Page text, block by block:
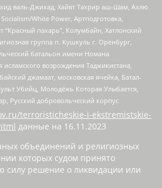
валь-Джихад, Хайят Тахрир аш-Шам, Ахлю
White Power, Артподготовка,
“Красный пахарь”, Колумбайн, Хатлонский
группа п. Кушкуль г. Оренбург,
батальон имени Номана
возрождения Таджикистана,
джамаат, московская ячейка, Батал-
Убийц, Молодёжь Которая Улыбается,
Русский добровольческий корпус
terroristicheskie-i-ekstremistskie-
данные на 16.11.2023
объединений и религиозных
которых судом принято
силу решение о ликвидации или